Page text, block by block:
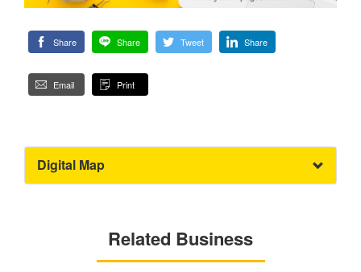
Share Share Tweet Share
Email Print
Digital Map
Related Business